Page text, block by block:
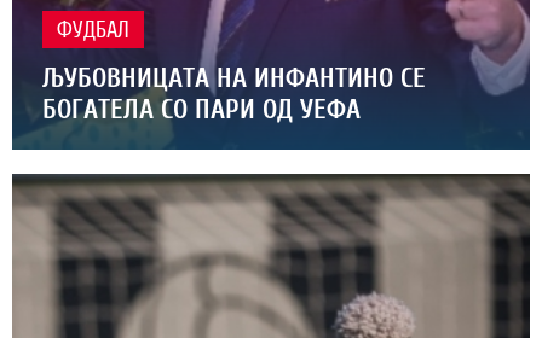
ФУДБАЛ
ЉУБОВНИЦАТА НА ИНФАНТИНО СЕ
БОГАТЕЛА СО ПАРИ ОД УЕФА